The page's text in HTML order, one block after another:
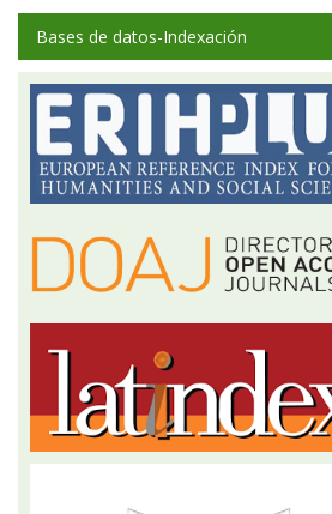
Bases de datos-Indexación